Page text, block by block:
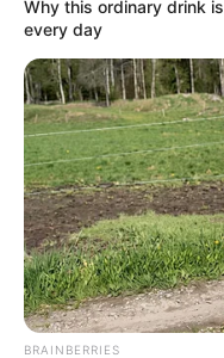
Burgen, Kapellen und
Die
am
ursprünglichen und
auch als Vorlage für
sogar in Japan
Why this ordinary drink
every day
BRAINBERRIES